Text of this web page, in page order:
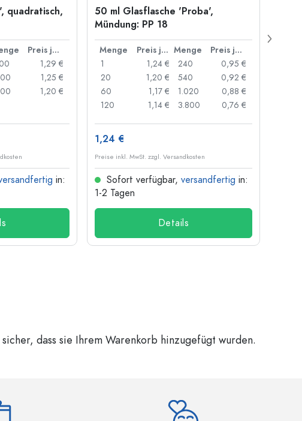
quadratisch,
Preis je Stück
1,29 €
1,25 €
1,20 €
in:
50 ml Glasflasche 'Proba',
Mündung: PP 18
Menge Preis je Stück Menge
Preis je Stück
1
1,24 €
20
1,20 €
60
1,17 €
120
1,14 €
240
0,95 €
540
0,92 €
1.020
0,88 €
3.800
0,76 €
1,24 €
Preise inkl. MwSt. zzgl. Versandkosten
Sofort verfügbar, versandfertig in:
1-2 Tagen
Details
dass sie Ihrem Warenkorb hinzugefügt wurden.